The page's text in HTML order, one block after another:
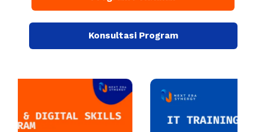
Konsultasi Program